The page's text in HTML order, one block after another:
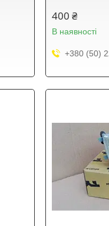
400 ₴
В наявності
+380 (50)